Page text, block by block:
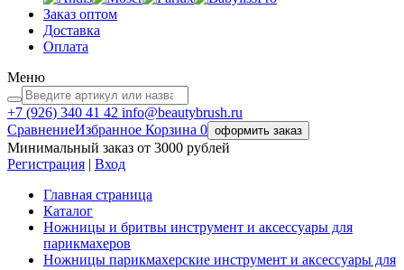
Заказ оптом
Доставка
Оплата
Меню
+7 (926) 340 41 42 info@beautybrush.ru
СравнениеИзбранное Корзина 0 оформить заказ
Минимальный заказ от 3000 рублей
Регистрация | Вход
Главная страница
Каталог
Ножницы и бритвы инструмент и аксессуары для
парикмахеров
Ножницы парикмахерские инструмент и аксессуары для